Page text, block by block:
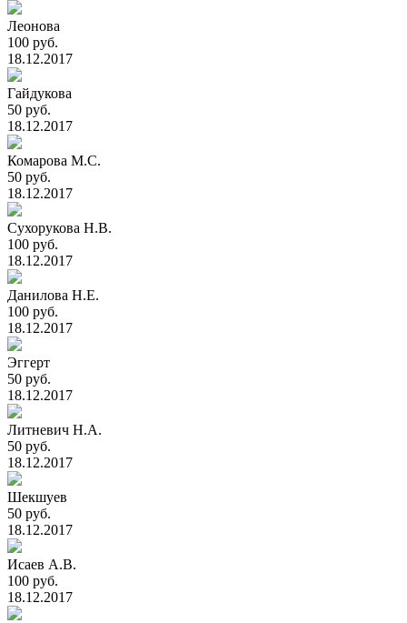
Леонова
100 руб.
18.12.2017
Гайдукова
50 руб.
18.12.2017
Комарова М.С.
50 руб.
18.12.2017
Сухорукова Н.В.
100 руб.
18.12.2017
Данилова Н.Е.
100 руб.
18.12.2017
Эггерт
50 руб.
18.12.2017
Литневич Н.А.
50 руб.
18.12.2017
Шекшуев
50 руб.
18.12.2017
Исаев А.В.
100 руб.
18.12.2017